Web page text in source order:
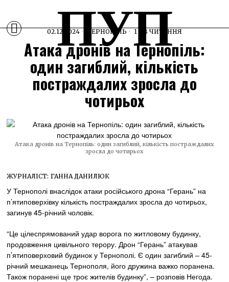
ПУП
02.12.2024 ТЕРНОПІЛЬ 1 ХВ ЧИТАННЯ
Атака дронів на Тернопіль:
один загиблий, кількість
постраждалих зросла до
чотирьох
Атака дронів на Тернопіль: один загиблий, кількість постраждалих
зросла до чотирьох
ЖУРНАЛІСТ: ГАННА ДАНИЛЮК
У Тернополі внаслідок атаки російського дрона “Герань” на
п’ятиповерхівку кількість постраждалих зросла до чотирьох,
загинув 45-річний чоловік.
“Це цілеспрямований удар ворога по житловому будинку,
продовження цивільного терору. Дрон “Герань” атакував
п’ятиповерховий будинок у Тернополі. Є один загиблий – 45-
річний мешканець Тернополя, його дружина важко поранена.
Також поранені ще троє жителів будинку”, – розповів Негода.